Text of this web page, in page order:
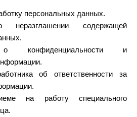
персональных данных.
неразглашении содержащей
о конфиденциальности и
об ответственности за
на работу специального